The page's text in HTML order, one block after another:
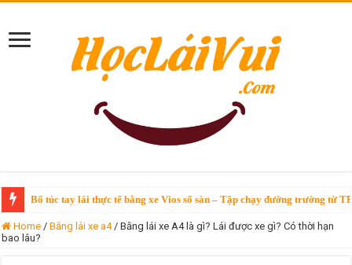
Bổ túc tay lái thực tế bằng xe Vios số sàn – Tập chạy đường trường từ
Bổ túc tay lái Vinfast VF3 – chỉ 250k/giờ tại TPHCM
Home / Bằng lái xe a4 / Bằng lái xe A4 là gì? Lái được xe gì? Có thời hạn
bao lâu?